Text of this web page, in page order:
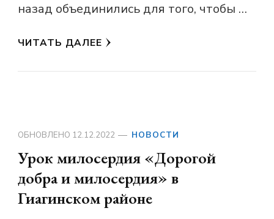
назад объединились для того, чтобы …
ЧИТАТЬ ДАЛЕЕ
ОБНОВЛЕНО 12.12.2022 НОВОСТИ
Урок милосердия «Дорогой
добра и милосердия» в
Гиагинском районе